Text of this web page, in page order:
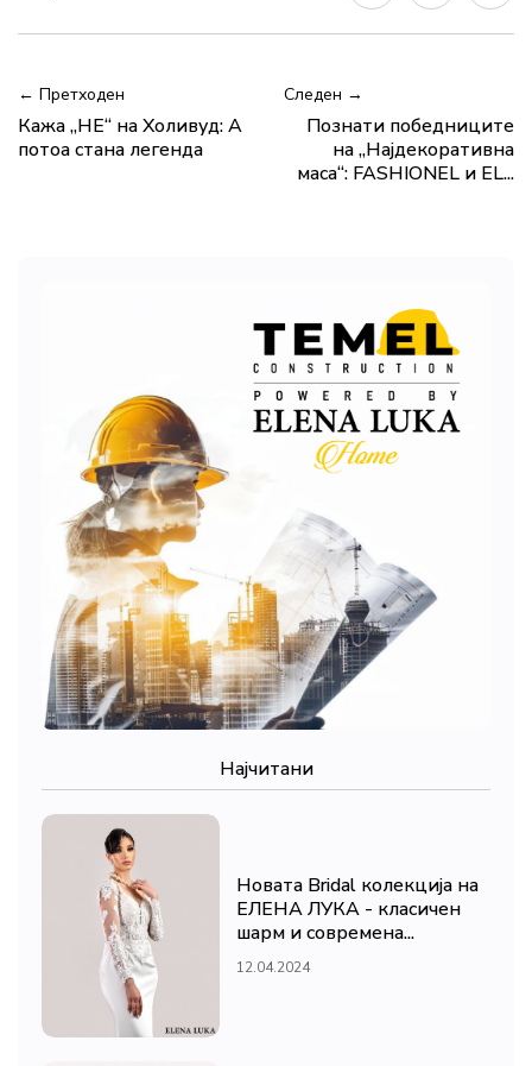
← Претходен
Кажа „НЕ“ на Холивуд: А
потоа стана легенда
Следен →
Познати победниците
на „Најдекоративна
маса“: FASHIONEL и EL...
Најчитани
Новата Bridal колекција на
ЕЛЕНА ЛУКА - класичен
шарм и современа...
12.04.2024